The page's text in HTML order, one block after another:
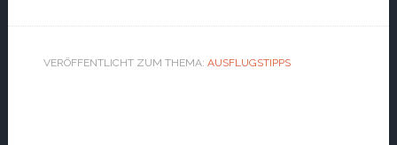
VERÖFFENTLICHT ZUM THEMA: AUSFLUGSTIPPS